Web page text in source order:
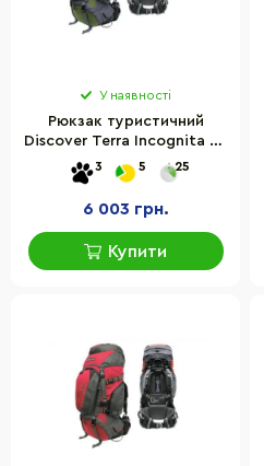
У наявності
Рюкзак туристичний
Discover Terra Incognita ti-
395, 70 л
3 5 25
6 003 грн.
Купити